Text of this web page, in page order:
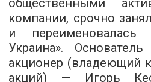
общественными
компании, срочно
и
Украина».
акционер (владеющий
акций) — Игорь